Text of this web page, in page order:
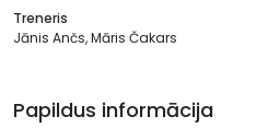
Treneris
Jānis Ančs, Māris Čakars
Papildus informācija